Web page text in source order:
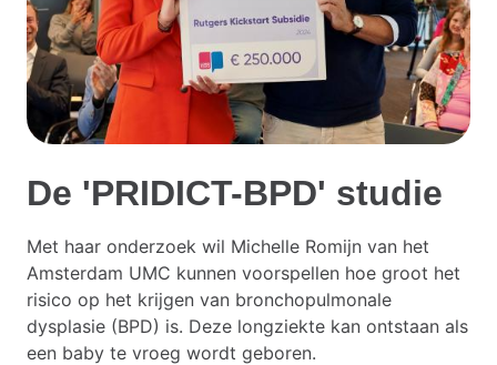
De 'PRIDICT-BPD' studie
Met haar onderzoek wil Michelle Romijn van het
Amsterdam UMC kunnen voorspellen hoe groot het
risico op het krijgen van bronchopulmonale
dysplasie (BPD) is. Deze longziekte kan ontstaan als
een baby te vroeg wordt geboren.